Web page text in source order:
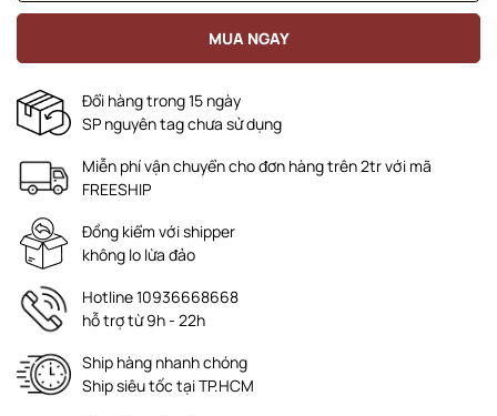
MUA NGAY
Đổi hàng trong 15 ngày
SP nguyên tag chưa sử dụng
Miễn phí vận chuyển cho đơn hàng trên 2tr với mã
FREESHIP
Đồng kiểm với shipper
không lo lừa đảo
Hotline 10936668668
hỗ trợ từ 9h - 22h
Ship hàng nhanh chóng
Ship siêu tốc tại TP.HCM